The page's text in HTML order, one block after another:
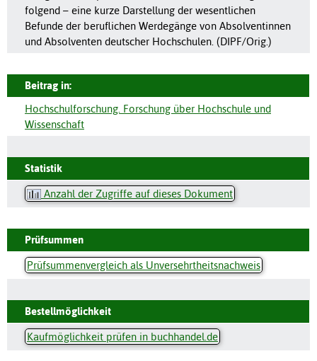
folgend – eine kurze Darstellung der wesentlichen
Befunde der beruflichen Werdegänge von Absolventinnen
und Absolventen deutscher Hochschulen. (DIPF/Orig.)
Beitrag in:
Hochschulforschung. Forschung über Hochschule und
Wissenschaft
Statistik
Anzahl der Zugriffe auf dieses Dokument
Prüfsummen
Prüfsummenvergleich als Unversehrtheitsnachweis
Bestellmöglichkeit
Kaufmöglichkeit prüfen in buchhandel.de